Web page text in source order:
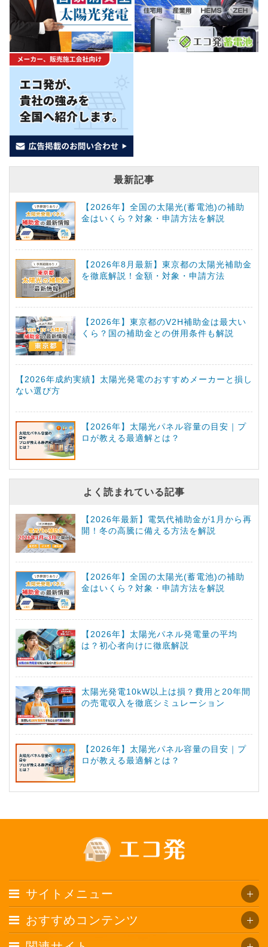
最新記事
【2026年】全国の太陽光(蓄電池)の補助
金はいくら？対象・申請方法を解説
【2026年8月最新】東京都の太陽光補助金
を徹底解説！金額・対象・申請方法
【2026年】東京都のV2H補助金は最大い
くら？国の補助金との併用条件も解説
【2026年成約実績】太陽光発電のおすすめメーカーと損し
ない選び方
【2026年】太陽光パネル容量の目安｜プ
ロが教える最適解とは？
よく読まれている記事
【2026年最新】電気代補助金が1月から再
開！冬の高騰に備える方法を解説
【2026年】全国の太陽光(蓄電池)の補助
金はいくら？対象・申請方法を解説
【2026年】太陽光パネル発電量の平均
は？初心者向けに徹底解説
太陽光発電10kW以上は損？費用と20年間
の売電収入を徹底シミュレーション
【2026年】太陽光パネル容量の目安｜プ
ロが教える最適解とは？
サイトメニュー
おすすめコンテンツ